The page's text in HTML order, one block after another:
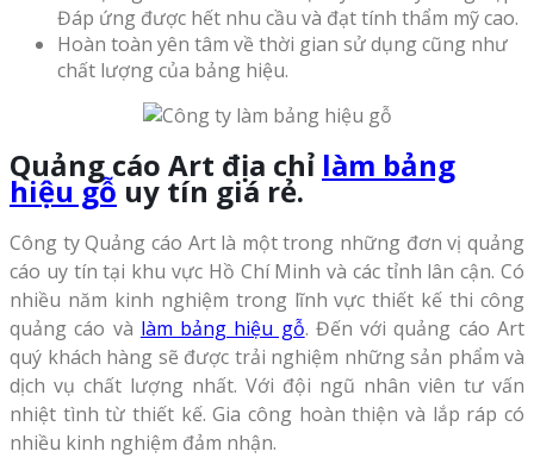
Đáp ứng được hết nhu cầu và đạt tính thẩm mỹ cao.
Hoàn toàn yên tâm về thời gian sử dụng cũng như
chất lượng của bảng hiệu.
Quảng cáo Art địa chỉ làm bảng
hiệu gỗ uy tín giá rẻ.
Công ty Quảng cáo Art là một trong những đơn vị quảng
cáo uy tín tại khu vực Hồ Chí Minh và các tỉnh lân cận. Có
nhiều năm kinh nghiệm trong lĩnh vực thiết kế thi công
quảng cáo và làm bảng hiệu gỗ. Đến với quảng cáo Art
quý khách hàng sẽ được trải nghiệm những sản phẩm và
dịch vụ chất lượng nhất. Với đội ngũ nhân viên tư vấn
nhiệt tình từ thiết kế. Gia công hoàn thiện và lắp ráp có
nhiều kinh nghiệm đảm nhận.